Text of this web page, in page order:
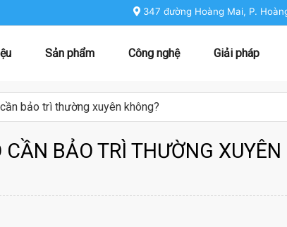
347 đường Hoàng Mai, P.
Sản phẩm Công nghệ Giải pháp
bảo trì thường xuyên không?
BẢO TRÌ THƯỜNG